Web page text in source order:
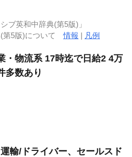
ブ英和中辞典(第5版)」
(第5版)について情報 | 凡例
・物流系 17時迄で日給2 4万
多数あり
輸/ドライバー、セールスド